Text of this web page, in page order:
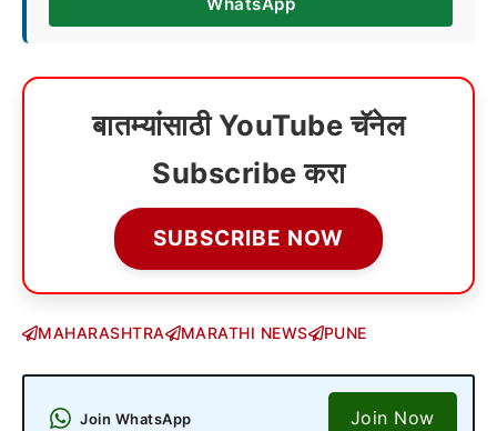
बातम्यांसाठी YouTube चॅनेल
Subscribe करा
SUBSCRIBE NOW
MAHARASHTRA MARATHI NEWS PUNE
Join WhatsApp Join Now